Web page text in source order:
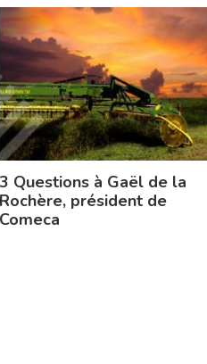
3 Questions à Gaël de la
Rochère, président de
Comeca